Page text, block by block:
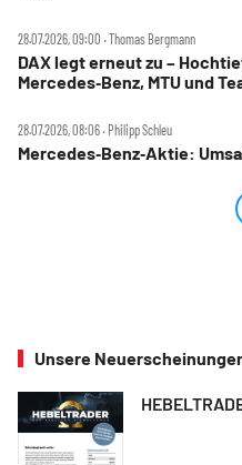
28.07.2026, 09:00 ‧ Thomas Bergmann
DAX legt erneut zu –
Mercedes‑Benz, MTU und
28.07.2026, 08:06 ‧ Philipp Schleu
Mercedes‑Benz‑Aktie:
Unsere